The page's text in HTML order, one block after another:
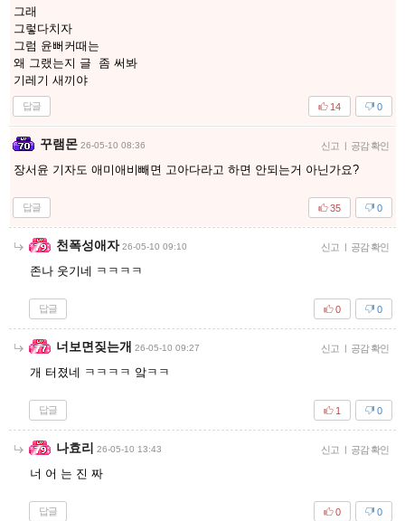
그래
그렇다치자
그럼 윤뻐커때는
왜 그랬는지 글 좀 써봐
기레기 새끼야
답글 0
14
꾸램몬 26-05-10 08:36 신고 | 공감 확인
장서윤 기자도 애미애비빼면 고아다라고 하면 안되는거 아닌가요?
답글 0
35
천폭성애자 26-05-10 09:10 신고 | 공감 확인
존나 웃기네 ㅋㅋㅋㅋ
답글 0
0
너보면짖는개 26-05-10 09:27 신고 | 공감 확인
개 터졌네 ㅋㅋㅋㅋ 앜ㅋㅋ
답글 0
1
나효리 26-05-10 13:43 신고 | 공감 확인
너 어 는 진 짜
답글 0
0